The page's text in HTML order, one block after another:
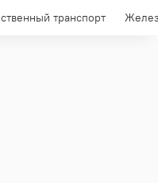
транспорт